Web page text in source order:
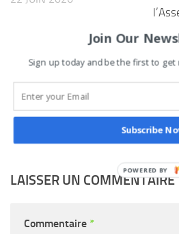
lois
et
28
LAISSER UN COMMENTAIRE
Commentaire *
Join Our
Sign up today and be the first to
Subscribe
BY